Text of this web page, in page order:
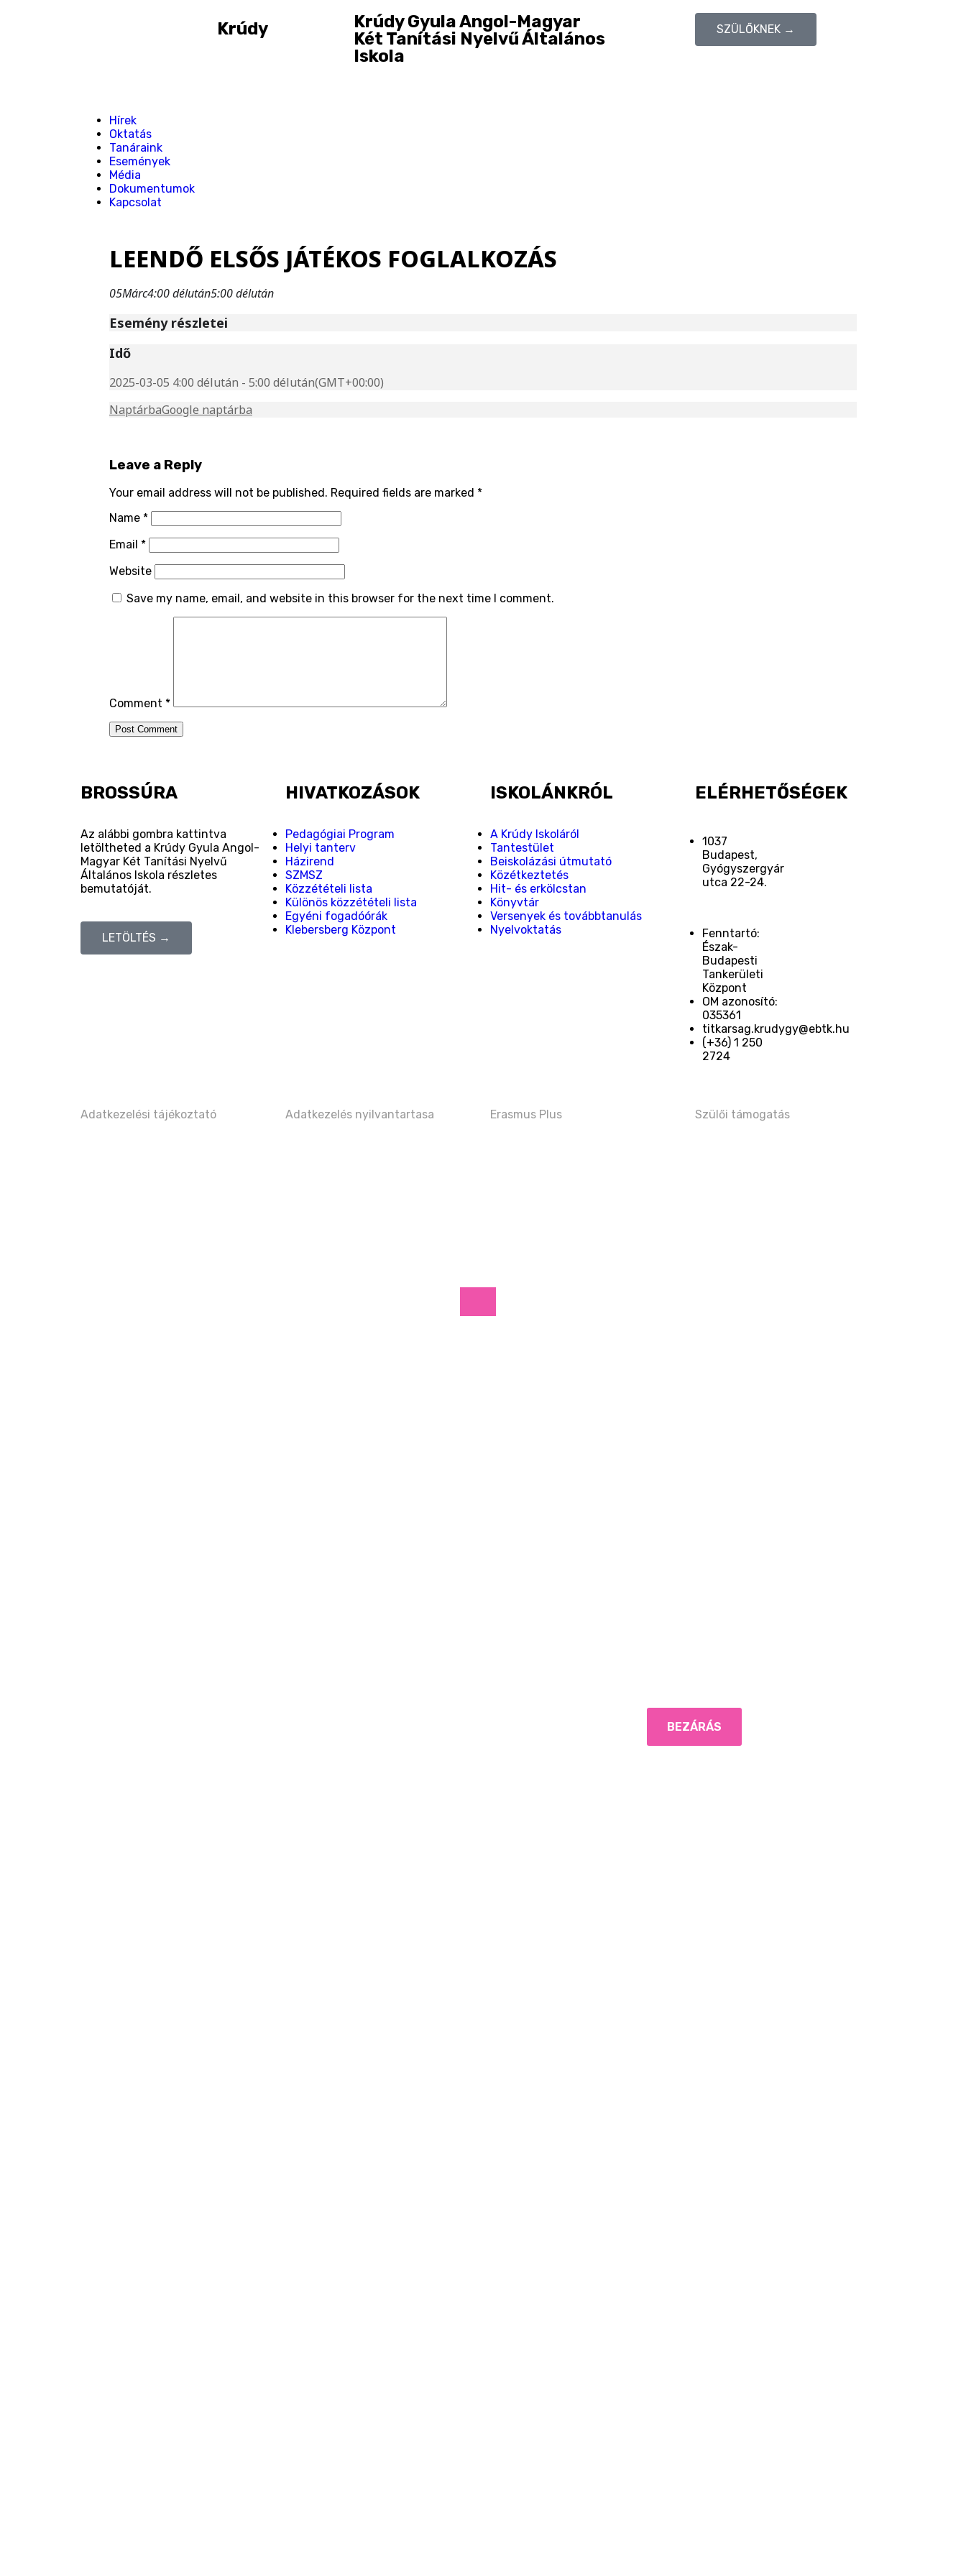
Krúdy
Krúdy Gyula Angol-Magyar
Két Tanítási Nyelvű Általános
Iskola
SZÜLŐKNEK →
Hírek
Oktatás
Tanáraink
Események
Média
Dokumentumok
Kapcsolat
LEENDŐ ELSŐS JÁTÉKOS FOGLALKOZÁS
05Márc4:00 délután5:00 délután
Esemény részletei
Idő
2025-03-05 4:00 délután - 5:00 délután(GMT+00:00)
NaptárbaGoogle naptárba
Leave a Reply
Your email address will not be published. Required fields are marked *
Name *
Email *
Website
Save my name, email, and website in this browser for the next time I comment.
Comment *
BROSSÚRA
Az alábbi gombra kattintva
letöltheted a Krúdy Gyula Angol-
Magyar Két Tanítási Nyelvű
Általános Iskola részletes
bemutatóját.
LETÖLTÉS →
HIVATKOZÁSOK
Pedagógiai Program
Helyi tanterv
Házirend
SZMSZ
Közzétételi lista
Különös közzétételi lista
Egyéni fogadóórák
Klebersberg Központ
ISKOLÁNKRÓL
A Krúdy Iskoláról
Tantestület
Beiskolázási útmutató
Közétkeztetés
Hit- és erkölcstan
Könyvtár
Versenyek és továbbtanulás
Nyelvoktatás
ELÉRHETŐSÉGEK
1037
Budapest,
Gyógyszergyár
utca 22-24.
Fenntartó:
Észak-
Budapesti
Tankerületi
Központ
OM azonosító:
035361
titkarsag.krudygy@ebtk.hu
(+36) 1 250
2724​
Adatkezelési tájékoztató Adatkezelés nyilvantartasa Erasmus Plus Szülői támogatás
BEZÁRÁS